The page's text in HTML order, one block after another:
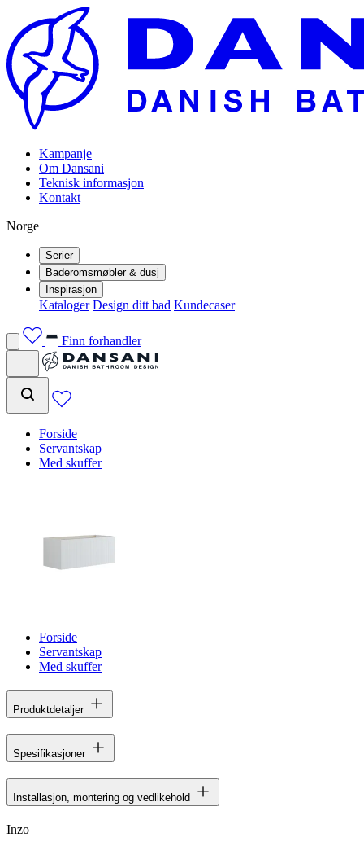
Kampanje
Om Dansani
Teknisk informasjon
Kontakt
Norge
Serier
Baderomsmøbler & dusj
Inspirasjon
Kataloger Design ditt bad Kundecaser
Finn forhandler
Forside
Servantskap
Med skuffer
Forside
Servantskap
Med skuffer
Produktdetaljer
Spesifikasjoner
Installasjon, montering og vedlikehold
Inzo